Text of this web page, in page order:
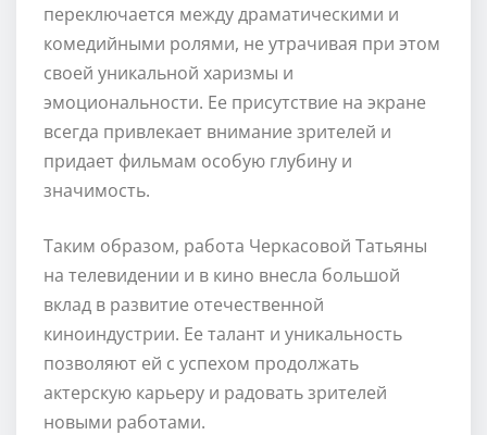
переключается между драматическими и
комедийными ролями, не утрачивая при этом
своей уникальной харизмы и
эмоциональности. Ее присутствие на экране
всегда привлекает внимание зрителей и
придает фильмам особую глубину и
значимость.
Таким образом, работа Черкасовой Татьяны
на телевидении и в кино внесла большой
вклад в развитие отечественной
киноиндустрии. Ее талант и уникальность
позволяют ей с успехом продолжать
актерскую карьеру и радовать зрителей
новыми работами.